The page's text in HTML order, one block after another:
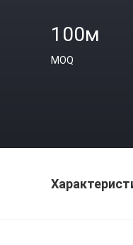
100м
MOQ